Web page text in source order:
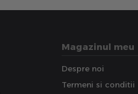
Magazinul meu
Despre noi
Termeni si conditii